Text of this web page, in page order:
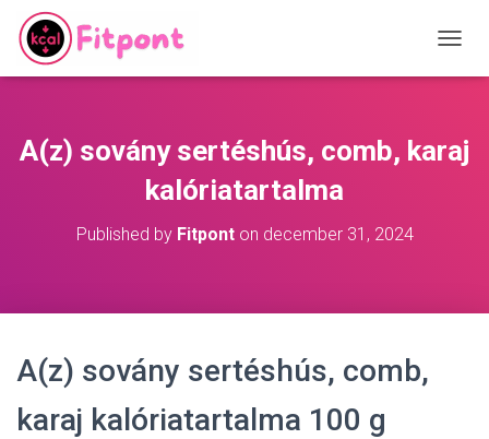
O
E
A(z) sovány sertéshús, comb, karaj
kalóriatartalma
Published by Fitponton december 31, 2024
A(z) sovány sertéshús, comb,
karaj kalóriatartalma 100 g